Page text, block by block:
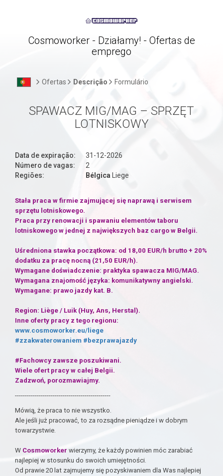
Cosmoworker - Działamy! - Ofertas de
emprego
Ofertas Descrição Formulário
SPAWACZ MIG/MAG – SPRZĘT
LOTNISKOWY
Data de expiração:
31-12-2026
Número de vagas:
2
Regiões:
Bélgica Liege
Stała praca w firmie zajmującej się naprawą i serwisem
sprzętu lotniskowego.
Praca przy renowacji i spawaniu elementów taboru
lotniskowego w jednej z największych baz cargo w Belgii.
Uśredniona stawka początkowa: od 18,00 EUR/h brutto + 20%
dodatku za pracę nocną (21,50 EUR/h).
Wymagane doświadczenie: praktyka spawacza MIG/MAG.
Wymagana znajomość języka: komunikatywny angielski.
Wymagane: prawo jazdy kat. B.
Region: Liège / Luik (Huy, Ans, Herstal).
Inne oferty pracy z tego regionu:
www.cosmoworker.eu/liege
#zzakwaterowaniem #bezprawajazdy
#Fachowcy zawsze poszukiwani.
Wiele ofert pracy w całej Belgii.
Zadzwoń, porozmawiajmy.
------------------------------------------------
Mówią, że praca to nie wszystko.
Ale jeśli już pracować, to za rozsądne pieniądze i w dobrym
towarzystwie.
W Cosmoworker wierzymy, że każdy powinien móc zarabiać
najlepiej w stosunku do swoich umiejętności.
Od prawie 20 lat zajmujemy się pozyskiwaniem dla Was najlepiej